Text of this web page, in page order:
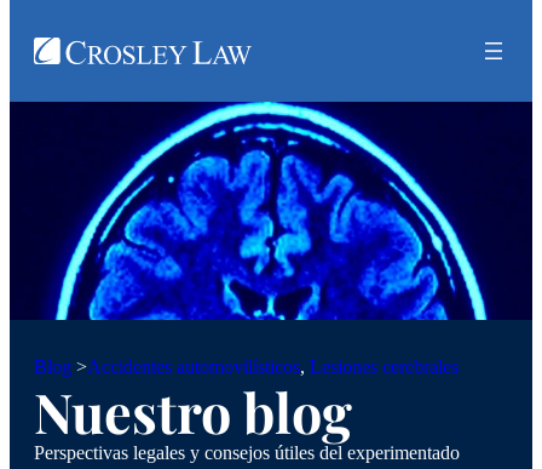
Blog >Accidentes automovilísticos, Lesiones cerebrales
Nuestro blog
Perspectivas legales y consejos útiles del experimentado